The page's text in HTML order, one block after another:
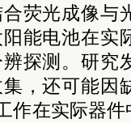
荧光成像与
能电池在实
探测。研究
，还可能因
作在实际器